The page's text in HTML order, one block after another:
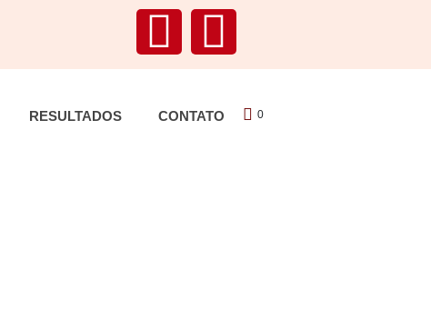
RESULTADOS CONTATO 0